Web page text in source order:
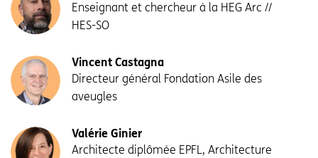
Enseignant et chercheur à la HEG Arc //
HES-SO
Vincent Castagna
Directeur général Fondation Asile des
aveugles
Valérie Ginier
Architecte diplômée EPFL, Architecture